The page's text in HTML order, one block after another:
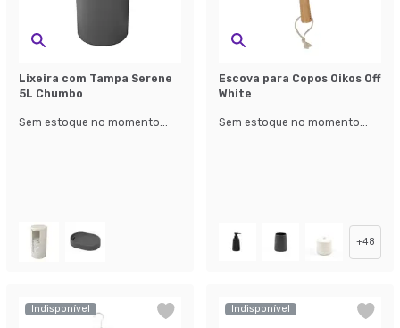
Lixeira com Tampa Serene
5L Chumbo
Sem estoque no momento...
Escova para Copos Oikos Off
White
Sem estoque no momento...
+48
Indisponível Indisponível